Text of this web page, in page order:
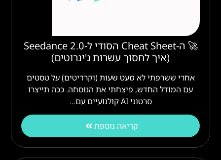
🚀 ה-Cheat Sheet הסודי ל-Seedance 2.0
(איך לחסוך עשרות ג'ינרוטים)
אחרי ששרפתי לא מעט שעות (וקרדיטים) על טסטים
עם המודל החדש, פיצחתי את הנוסחה. ככה תייצרו
סרטוני AI קולנועיים עם…
קריאה נוספת